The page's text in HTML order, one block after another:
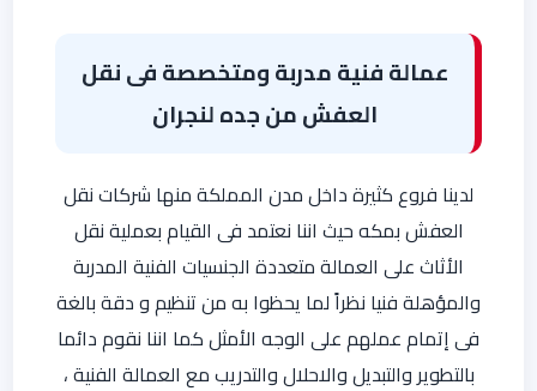
عمالة فنية مدربة ومتخصصة فى نقل
العفش من جده لنجران
لدينا فروع كثيرة داخل مدن المملكة منها شركات نقل
العفش بمكه حيث اننا نعتمد فى القيام بعملية نقل
الأثاث على العمالة متعددة الجنسيات الفنية المدربة
والمؤهلة فنيا نظراً لما يحظوا به من تنظيم و دقة بالغة
فى إتمام عملهم على الوجه الأمثل كما اننا نقوم دائما
بالتطوير والتبديل والاحلال والتدريب مع العمالة الفنية ،